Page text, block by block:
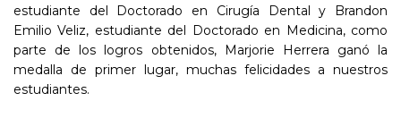
estudiante del Doctorado en Cirugía Dental y Brandon
Emilio Veliz, estudiante del Doctorado en Medicina, como
parte de los logros obtenidos, Marjorie Herrera ganó la
medalla de primer lugar, muchas felicidades a nuestros
estudiantes.